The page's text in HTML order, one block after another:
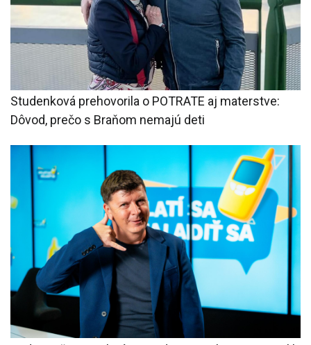
Studenková prehovorila o POTRATE aj materstve:
Dôvod, prečo s Braňom nemajú deti